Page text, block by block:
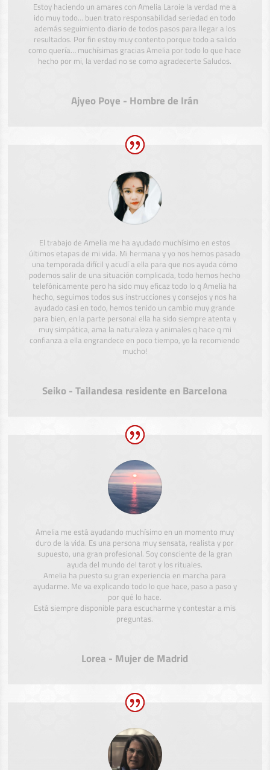
Estoy haciendo un amares con Amelia Laroie la verdad me a
ido muy todo… buen trato responsabilidad seriedad en todo
además seguimiento diario de todos pasos para llegar a los
resultados. Por fin estoy muy contento porque todo a salido
como quería… muchísimas gracias Amelia por todo lo que hace
hecho por mi, la verdad no se como agradecerte Saludos.
Ajyeo Poye - Hombre de Irán
El trabajo de Amelia me ha ayudado muchísimo en estos
últimos etapas de mi vida. Mi hermana y yo nos hemos pasado
una temporada difícil y acudí a ella para que nos ayuda cómo
podemos salir de una situación complicada, todo hemos hecho
telefónicamente pero ha sido muy eficaz todo lo q Amelia ha
hecho, seguimos todos sus instrucciones y consejos y nos ha
ayudado casi en todo, hemos tenido un cambio muy grande
para bien, en la parte personal ella ha sido siempre atenta y
muy simpática, ama la naturaleza y animales q hace q mi
confianza a ella engrandece en poco tiempo, yo la recomiendo
mucho!
Seiko - Tailandesa residente en Barcelona
Amelia me está ayudando muchísimo en un momento muy
duro de la vida. Es una persona muy sensata, realista y por
supuesto, una gran profesional. Soy consciente de la gran
ayuda del mundo del tarot y los rituales.
Amelia ha puesto su gran experiencia en marcha para
ayudarme. Me va explicando todo lo que hace, paso a paso y
por qué lo hace.
Está siempre disponible para escucharme y contestar a mis
preguntas.
Lorea - Mujer de Madrid